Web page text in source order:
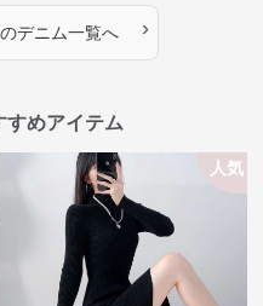
のデニム一覧へ ›
すめアイテム
人気